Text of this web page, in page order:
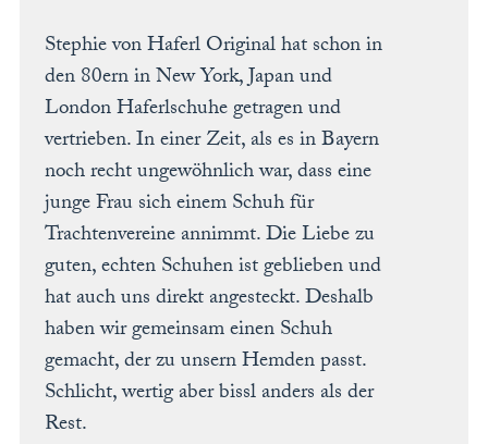
DIRNDLBLUSEN
DIRNDLSCHÜRZEN
DIRNDL
STRICKJANKER
TRACHTENRÖCKE
KINDER
MODE & ARBEITSGWAND
MÄNNER
PARKA
PULLOVER
HOSEN
FRAUEN
Stephie von Haferl Original hat schon in
den 80ern in New York, Japan und
London Haferlschuhe getragen und
vertrieben. In einer Zeit, als es in Bayern
noch recht ungewöhnlich war, dass eine
junge Frau sich einem Schuh für
Trachtenvereine annimmt. Die Liebe zu
guten, echten Schuhen ist geblieben und
hat auch uns direkt angesteckt. Deshalb
haben wir gemeinsam einen Schuh
gemacht, der zu unsern Hemden passt.
Schlicht, wertig aber bissl anders als der
Rest.